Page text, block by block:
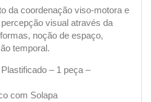
da coordenação viso-motora e
visual através da
noção de espaço,
temporal.
– 1 peça –
com Solapa